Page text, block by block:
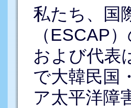
私たち、国
（ESCAP
および代表
で大韓民国
ア太平洋障